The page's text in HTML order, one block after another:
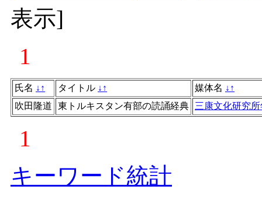
表示]
1
氏名 ↓ ↑ タイトル ↓ ↑ 媒体名 ↓ ↑
吹田隆道
東トルキスタン有部の読誦経典 三康文化研究
1
キーワード統計